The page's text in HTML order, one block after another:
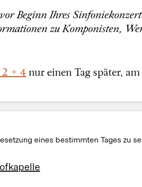
Beginn Ihres
zu Komponisten,
+ 4nur einen Tag später,
eines bestimmten Tages zu